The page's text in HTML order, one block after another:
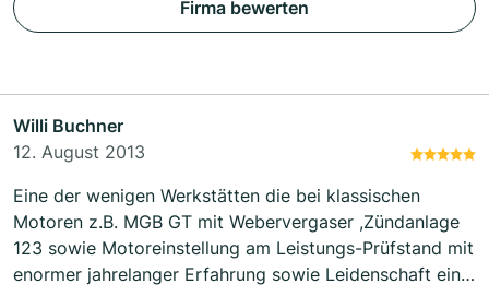
Firma bewerten
Willi Buchner
12. August 2013
Eine der wenigen Werkstätten die bei klassischen
Motoren z.B. MGB GT mit Webervergaser ,Zündanlage
123 sowie Motoreinstellung am Leistungs-Prüfstand mit
enormer jahrelanger Erfahrung sowie Leidenschaft ein